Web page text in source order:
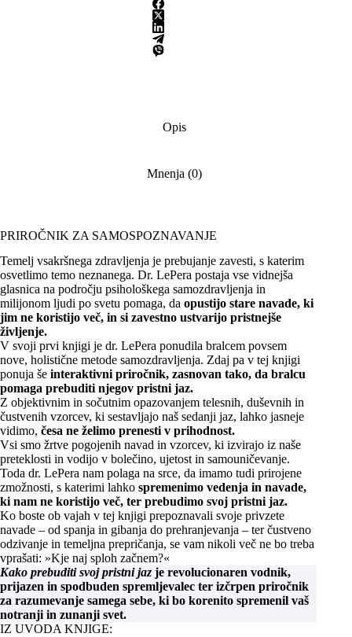
Opis
Mnenja (0)
PRIROČNIK ZA SAMOSPOZNAVANJE
Temelj vsakršnega zdravljenja je prebujanje zavesti, s katerim
osvetlimo temo neznanega. Dr. LePera postaja vse vidnejša
glasnica na področju psihološkega samozdravljenja in
milijonom ljudi po svetu pomaga, da opustijo stare navade, ki
jim ne koristijo več, in si zavestno ustvarijo pristnejše
življenje.
V svoji prvi knjigi je dr. LePera ponudila bralcem povsem
nove, holistične metode samozdravljenja. Zdaj pa v tej knjigi
ponuja še interaktivni priročnik, zasnovan tako, da bralcu
pomaga prebuditi njegov pristni jaz.
Z objektivnim in sočutnim opazovanjem telesnih, duševnih in
čustvenih vzorcev, ki sestavljajo naš sedanji jaz, lahko jasneje
vidimo, česa ne želimo prenesti v prihodnost.
Vsi smo žrtve pogojenih navad in vzorcev, ki izvirajo iz naše
preteklosti in vodijo v bolečino, ujetost in samouničevanje.
Toda dr. LePera nam polaga na srce, da imamo tudi prirojene
zmožnosti, s katerimi lahko spremenimo vedenja in navade,
ki nam ne koristijo več, ter prebudimo svoj pristni jaz.
Ko boste ob vajah v tej knjigi prepoznavali svoje privzete
navade – od spanja in gibanja do prehranjevanja – ter čustveno
odzivanje in temeljna prepričanja, se vam nikoli več ne bo treba
vprašati: »Kje naj sploh začnem?«
Kako prebuditi svoj pristni jaz je revolucionaren vodnik,
prijazen in spodbuden spremljevalec ter izčrpen priročnik
za razumevanje samega sebe, ki bo korenito spremenil vaš
notranji in zunanji svet.
IZ UVODA KNJIGE: